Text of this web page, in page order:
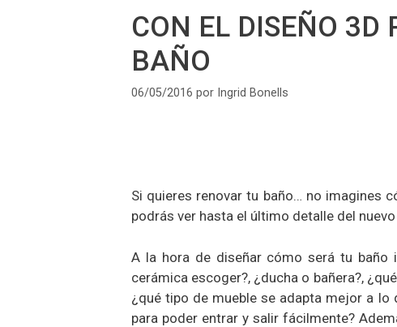
CON EL DISEÑO 3D
BAÑO
06/05/2016 por Ingrid Bonells
Si quieres renovar tu baño… no imagines
podrás ver hasta el último detalle del
A la hora de diseñar cómo será tu baño
cerámica escoger?, ¿ducha o bañera?,
¿qué tipo de mueble se adapta mejor a lo
para poder entrar y salir fácilmente?